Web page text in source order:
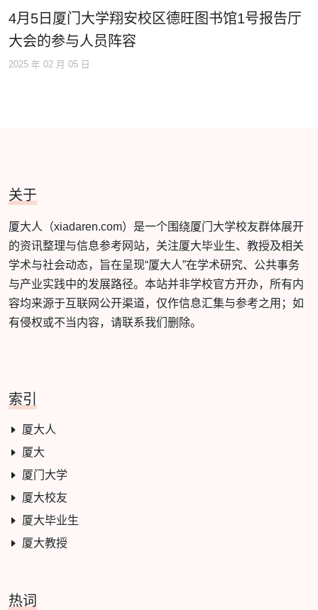
4月5日厦门大学翔安校区德旺图书馆1号报告厅
大会的参与人员阵容
2025 年 02 月 05 日
关于
厦大人（xiadaren.com）是一个围绕厦门大学校友群体展开
的资讯整理与信息参考网站，关注厦大毕业生、教授及相关
学术与社会动态，旨在呈现“厦大人”在学术研究、公共事务
与产业实践中的发展路径。本站并非学校官方开办，所有内
容均来源于互联网公开渠道，仅作信息汇集与参考之用；如
有侵权或不当内容，请联系我们删除。
索引
厦大人
厦大
厦门大学
厦大校友
厦大毕业生
厦大教授
热词